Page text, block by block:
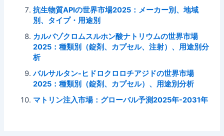
抗生物質APIの世界市場2025：メーカー別、地域
別、タイプ・用途別
カルバゾクロムスルホン酸ナトリウムの世界市場
2025：種類別（錠剤、カプセル、注射）、用途別分
析
バルサルタン-ヒドロクロロチアジドの世界市場
2025：種類別（錠剤、カプセル）、用途別分析
マトリン注入市場：グローバル予測2025年-2031年